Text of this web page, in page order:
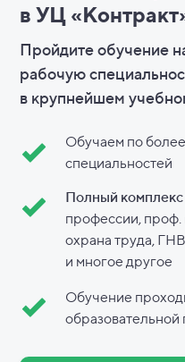
в УЦ
Пройдите обучение
рабочую
в крупнейшем
Обучаем по более
специальностей
Обучение
Полный комплекс
профессии, проф.
охрана труда,
и многое другое